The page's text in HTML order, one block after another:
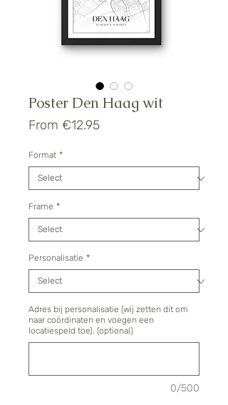
Poster Den Haag wit
From €12.95Sale
Format *
Frame *
Personalisatie *
Adres bij personalisatie (wij zetten dit om
naar coördinaten en voegen een
locatiespeld toe). (optional)
0/500